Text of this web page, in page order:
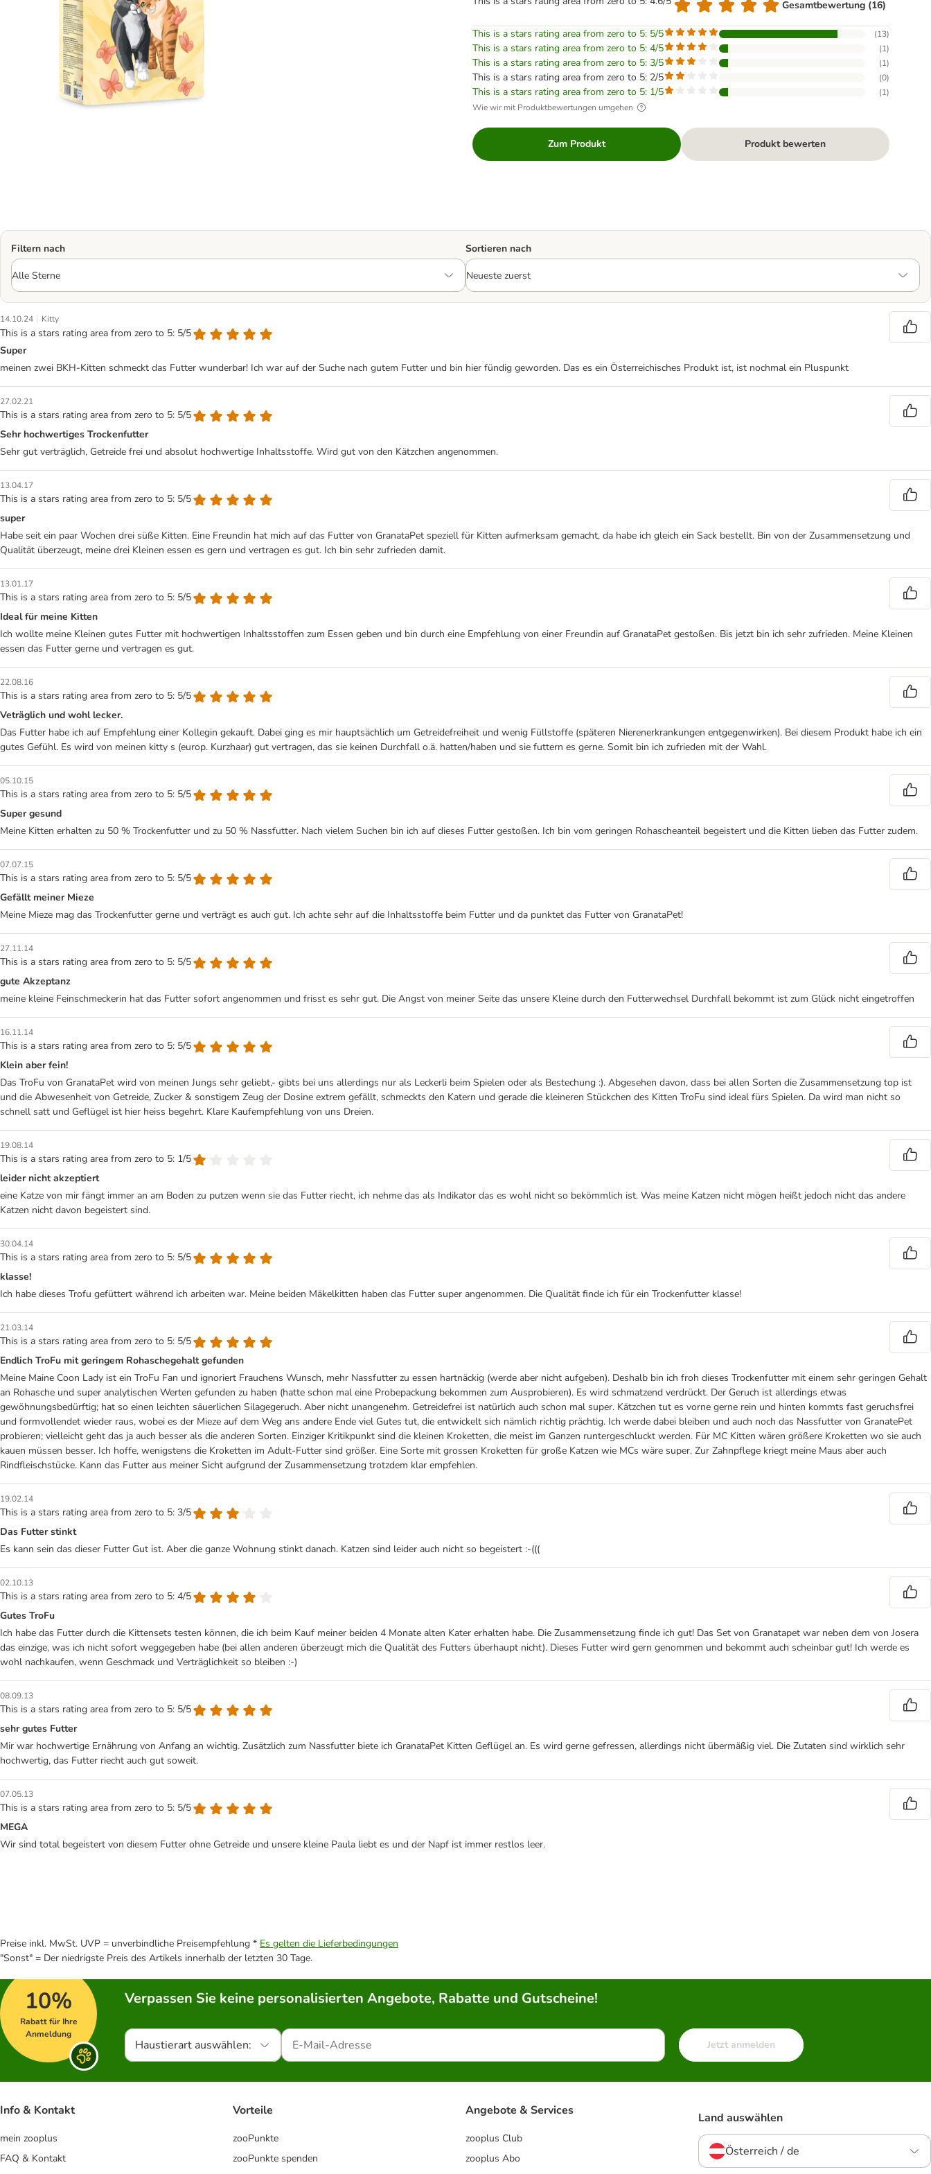
Gesamtbewertung (16)
This is a stars rating area from zero to 5: 5/5 (13)
This is a stars rating area from zero to 5: 4/5 (1)
This is a stars rating area from zero to 5: 3/5 (1)
This is a stars rating area from zero to 5: 2/5 (0)
This is a stars rating area from zero to 5: 1/5 (1)
Wie wir mit Produktbewertungen umgehen
Zum Produkt Produkt bewerten
Filtern nach Sortieren nach
14.10.24 | Kitty
This is a stars rating area from zero to 5: 5/5
Super
meinen zwei BKH-Kitten schmeckt das Futter wunderbar! Ich war auf der Suche nach gutem Futter und bin hier fündig geworden. Das es ein Österreichisches Produkt ist, ist nochmal ein Pluspunkt
27.02.21
This is a stars rating area from zero to 5: 5/5
Sehr hochwertiges Trockenfutter
Sehr gut verträglich, Getreide frei und absolut hochwertige Inhaltsstoffe. Wird gut von den Kätzchen angenommen.
13.04.17
This is a stars rating area from zero to 5: 5/5
super
Habe seit ein paar Wochen drei süße Kitten. Eine Freundin hat mich auf das Futter von GranataPet speziell für Kitten aufmerksam gemacht, da habe ich gleich ein Sack bestellt. Bin von der Zusammensetzung und
Qualität überzeugt, meine drei Kleinen essen es gern und vertragen es gut. Ich bin sehr zufrieden damit.
13.01.17
This is a stars rating area from zero to 5: 5/5
Ideal für meine Kitten
Ich wollte meine Kleinen gutes Futter mit hochwertigen Inhaltsstoffen zum Essen geben und bin durch eine Empfehlung von einer Freundin auf GranataPet gestoßen. Bis jetzt bin ich sehr zufrieden. Meine Kleinen
essen das Futter gerne und vertragen es gut.
22.08.16
This is a stars rating area from zero to 5: 5/5
Veträglich und wohl lecker.
Das Futter habe ich auf Empfehlung einer Kollegin gekauft. Dabei ging es mir hauptsächlich um Getreidefreiheit und wenig Füllstoffe (späteren Nierenerkrankungen entgegenwirken). Bei diesem Produkt habe ich ein
gutes Gefühl. Es wird von meinen kitty s (europ. Kurzhaar) gut vertragen, das sie keinen Durchfall o.ä. hatten/haben und sie futtern es gerne. Somit bin ich zufrieden mit der Wahl.
05.10.15
This is a stars rating area from zero to 5: 5/5
Super gesund
Meine Kitten erhalten zu 50 % Trockenfutter und zu 50 % Nassfutter. Nach vielem Suchen bin ich auf dieses Futter gestoßen. Ich bin vom geringen Rohascheanteil begeistert und die Kitten lieben das Futter zudem.
07.07.15
This is a stars rating area from zero to 5: 5/5
Gefällt meiner Mieze
Meine Mieze mag das Trockenfutter gerne und verträgt es auch gut. Ich achte sehr auf die Inhaltsstoffe beim Futter und da punktet das Futter von GranataPet!
27.11.14
This is a stars rating area from zero to 5: 5/5
gute Akzeptanz
meine kleine Feinschmeckerin hat das Futter sofort angenommen und frisst es sehr gut. Die Angst von meiner Seite das unsere Kleine durch den Futterwechsel Durchfall bekommt ist zum Glück nicht eingetroffen
16.11.14
This is a stars rating area from zero to 5: 5/5
Klein aber fein!
Das TroFu von GranataPet wird von meinen Jungs sehr geliebt,- gibts bei uns allerdings nur als Leckerli beim Spielen oder als Bestechung :). Abgesehen davon, dass bei allen Sorten die Zusammensetzung top ist
und die Abwesenheit von Getreide, Zucker & sonstigem Zeug der Dosine extrem gefällt, schmeckts den Katern und gerade die kleineren Stückchen des Kitten TroFu sind ideal fürs Spielen. Da wird man nicht so
schnell satt und Geflügel ist hier heiss begehrt. Klare Kaufempfehlung von uns Dreien.
19.08.14
This is a stars rating area from zero to 5: 1/5
leider nicht akzeptiert
eine Katze von mir fängt immer an am Boden zu putzen wenn sie das Futter riecht, ich nehme das als Indikator das es wohl nicht so bekömmlich ist. Was meine Katzen nicht mögen heißt jedoch nicht das andere
Katzen nicht davon begeistert sind.
30.04.14
This is a stars rating area from zero to 5: 5/5
klasse!
Ich habe dieses Trofu gefüttert während ich arbeiten war. Meine beiden Mäkelkitten haben das Futter super angenommen. Die Qualität finde ich für ein Trockenfutter klasse!
21.03.14
This is a stars rating area from zero to 5: 5/5
Endlich TroFu mit geringem Rohaschegehalt gefunden
Meine Maine Coon Lady ist ein TroFu Fan und ignoriert Frauchens Wunsch, mehr Nassfutter zu essen hartnäckig (werde aber nicht aufgeben). Deshalb bin ich froh dieses Trockenfutter mit einem sehr geringen Gehalt
an Rohasche und super analytischen Werten gefunden zu haben (hatte schon mal eine Probepackung bekommen zum Ausprobieren). Es wird schmatzend verdrückt. Der Geruch ist allerdings etwas
gewöhnungsbedürftig; hat so einen leichten säuerlichen Silagegeruch. Aber nicht unangenehm. Getreidefrei ist natürlich auch schon mal super. Kätzchen tut es vorne gerne rein und hinten kommts fast geruchsfrei
und formvollendet wieder raus, wobei es der Mieze auf dem Weg ans andere Ende viel Gutes tut, die entwickelt sich nämlich richtig prächtig. Ich werde dabei bleiben und auch noch das Nassfutter von GranatePet
probieren; vielleicht geht das ja auch besser als die anderen Sorten. Einziger Kritikpunkt sind die kleinen Kroketten, die meist im Ganzen runtergeschluckt werden. Für MC Kitten wären größere Kroketten wo sie auch
kauen müssen besser. Ich hoffe, wenigstens die Kroketten im Adult-Futter sind größer. Eine Sorte mit grossen Kroketten für große Katzen wie MCs wäre super. Zur Zahnpflege kriegt meine Maus aber auch
Rindfleischstücke. Kann das Futter aus meiner Sicht aufgrund der Zusammensetzung trotzdem klar empfehlen.
19.02.14
This is a stars rating area from zero to 5: 3/5
Das Futter stinkt
Es kann sein das dieser Futter Gut ist. Aber die ganze Wohnung stinkt danach. Katzen sind leider auch nicht so begeistert :-(((
02.10.13
This is a stars rating area from zero to 5: 4/5
Gutes TroFu
Ich habe das Futter durch die Kittensets testen können, die ich beim Kauf meiner beiden 4 Monate alten Kater erhalten habe. Die Zusammensetzung finde ich gut! Das Set von Granatapet war neben dem von Josera
das einzige, was ich nicht sofort weggegeben habe (bei allen anderen überzeugt mich die Qualität des Futters überhaupt nicht). Dieses Futter wird gern genommen und bekommt auch scheinbar gut! Ich werde es
wohl nachkaufen, wenn Geschmack und Verträglichkeit so bleiben :-)
08.09.13
This is a stars rating area from zero to 5: 5/5
sehr gutes Futter
Mir war hochwertige Ernährung von Anfang an wichtig. Zusätzlich zum Nassfutter biete ich GranataPet Kitten Geflügel an. Es wird gerne gefressen, allerdings nicht übermäßig viel. Die Zutaten sind wirklich sehr
hochwertig, das Futter riecht auch gut soweit.
07.05.13
This is a stars rating area from zero to 5: 5/5
MEGA
Wir sind total begeistert von diesem Futter ohne Getreide und unsere kleine Paula liebt es und der Napf ist immer restlos leer.
Preise inkl. MwSt. UVP = unverbindliche Preisempfehlung * Es gelten die Lieferbedingungen
"Sonst" = Der niedrigste Preis des Artikels innerhalb der letzten 30 Tage.
10%
Rabatt für Ihre
Anmeldung
Verpassen Sie keine personalisierten Angebote, Rabatte und Gutscheine!
Haustierart auswählen: Jetzt anmelden
Info & Kontakt
mein zooplus
FAQ & Kontakt
Vorteile
zooPunkte
zooPunkte spenden
Angebote & Services
zooplus Club
zooplus Abo
Land auswählen
Österreich / de